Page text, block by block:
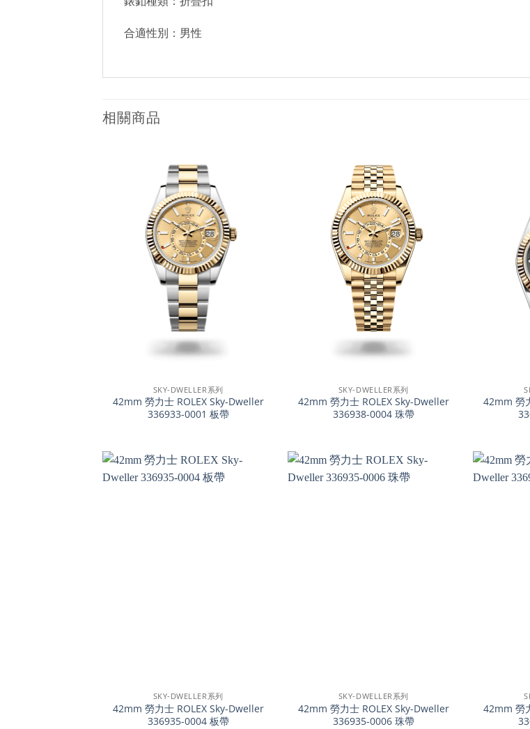
合適性別：男性
相關商品
SKY-DWELLER系列
42mm 勞力士 ROLEX Sky-Dweller
336933-0001 板帶
SKY-DWELLER系列
42mm 勞力士 ROLEX Sky-Dweller
336938-0004 珠帶
42mm 勞
SKY-DWELLER系列
42mm 勞力士 ROLEX Sky-Dweller
336935-0004 板帶
SKY-DWELLER系列
42mm 勞力士 ROLEX Sky-Dweller
336935-0006 珠帶
42mm 勞